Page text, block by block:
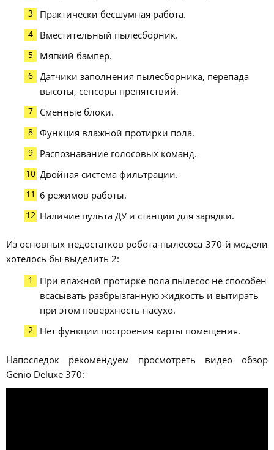
Практически бесшумная работа.
Вместительный пылесборник.
Мягкий бампер.
Датчики заполнения пылесборника, перепада
высоты, сенсоры препятствий.
Сменные блоки.
Функция влажной протирки пола.
Распознавание голосовых команд.
Двойная система фильтрации.
6 режимов работы.
Наличие пульта ДУ и станции для зарядки.
Из основных недостатков робота-пылесоса 370-й модели
хотелось бы выделить 2:
При влажной протирке пола пылесос не способен
всасывать разбрызганную жидкость и вытирать
при этом поверхность насухо.
Нет функции построения карты помещения.
Напоследок рекомендуем просмотреть видео обзор
Genio Deluxe 370: